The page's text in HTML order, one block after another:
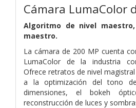
Cámara LumaColor
Algoritmo de nivel
maestro.
La cámara de 200 MP cuenta
LumaColor de la industria
Ofrece retratos de nivel
a la optimización del tono
dimensiones, el bokeh
reconstrucción de luces y